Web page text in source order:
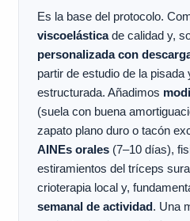
Es la base del protocolo.
viscoelásticade calidad y,
personalizada con
partir de estudio de la pisada
estructurada. Añadimos
(suela con buena
zapato plano duro o tacón
AINEs orales(7–10 días),
estiramientos del tríceps
crioterapia local y,
semanal de actividad . Una